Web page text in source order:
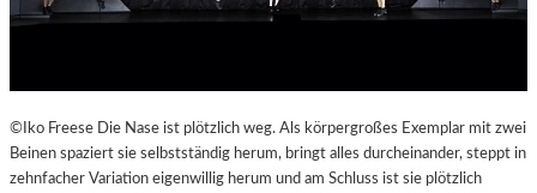
E
H
T
©Iko Freese Die Nase ist plötzlich weg. Als körpergroßes Exemplar mit zwei
Beinen spaziert sie selbstständig herum, bringt alles durcheinander, steppt in
zehnfacher Variation eigenwillig herum und am Schluss ist sie plötzlich